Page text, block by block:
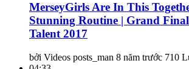
MerseyGirls Are In This
Stunning Routine | Grand
Talent 2017
bởi Videos posts_man 8 năm trước 710